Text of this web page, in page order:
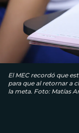
El MEC recordó que
para que al retornar a
la meta. Foto: Matías